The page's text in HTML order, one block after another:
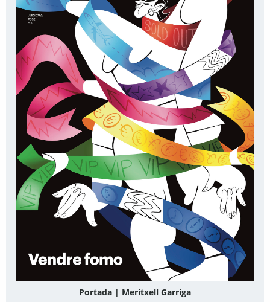
Portada | Meritxell Garriga